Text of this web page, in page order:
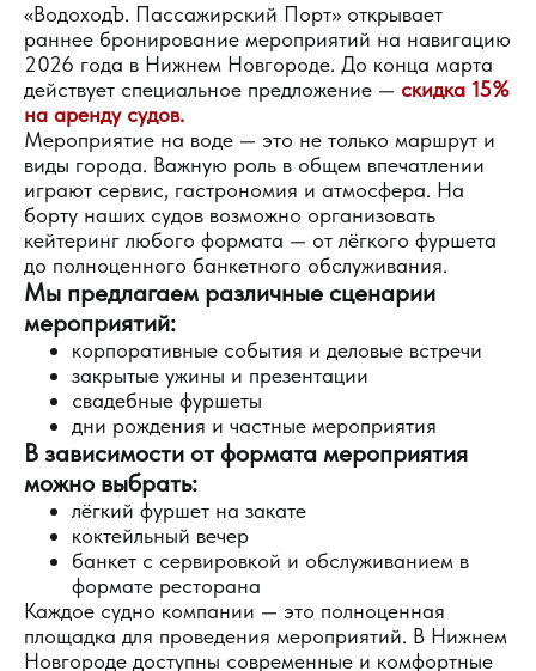
«ВодоходЪ. Пассажирский Порт» открывает
раннее бронирование мероприятий на навигацию
2026 года в Нижнем Новгороде. До конца марта
действует специальное предложение — скидка 15%
на аренду судов.
Мероприятие на воде — это не только маршрут и
виды города. Важную роль в общем впечатлении
играют сервис, гастрономия и атмосфера. На
борту наших судов возможно организовать
кейтеринг любого формата — от лёгкого фуршета
до полноценного банкетного обслуживания.
Мы предлагаем различные сценарии
мероприятий:
корпоративные события и деловые встречи
закрытые ужины и презентации
свадебные фуршеты
дни рождения и частные мероприятия
В зависимости от формата мероприятия
можно выбрать:
лёгкий фуршет на закате
коктейльный вечер
банкет с сервировкой и обслуживанием в
формате ресторана
Каждое судно компании — это полноценная
площадка для проведения мероприятий. В Нижнем
Новгороде доступны современные и комфортные